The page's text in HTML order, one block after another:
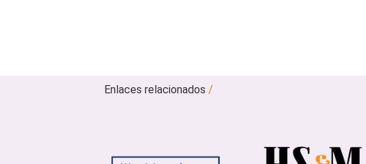
Enlaces relacionados/